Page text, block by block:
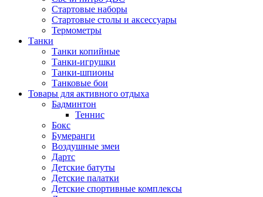
Стартовые наборы
Стартовые столы и аксессуары
Термометры
Танки
Танки копийные
Танки-игрушки
Танки-шпионы
Танковые бои
Товары для активного отдыха
Бадминтон
Теннис
Бокс
Бумеранги
Воздушные змеи
Дартс
Детские батуты
Детские палатки
Детские спортивные комплексы